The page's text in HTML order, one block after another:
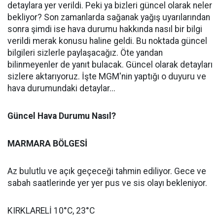
detaylara yer verildi. Peki ya bizleri güncel olarak neler
bekliyor? Son zamanlarda sağanak yağış uyarılarından
sonra şimdi ise hava durumu hakkında nasıl bir bilgi
verildi merak konusu haline geldi. Bu noktada güncel
bilgileri sizlerle paylaşacağız. Öte yandan
bilinmeyenler de yanıt bulacak. Güncel olarak detayları
sizlere aktarıyoruz. İşte MGM'nin yaptığı o duyuru ve
hava durumundaki detaylar...
Güncel Hava Durumu Nasıl?
MARMARA BÖLGESİ
Az bulutlu ve açık geçeceği tahmin ediliyor. Gece ve
sabah saatlerinde yer yer pus ve sis olayı bekleniyor.
KIRKLARELİ 10°C, 23°C